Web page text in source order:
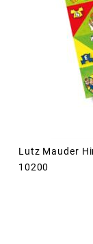
Lutz Mauder
10200